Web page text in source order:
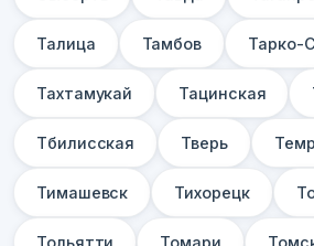
Талица Тамбов Тарко-
Тахтамукай Тацинская
Тбилисская Тверь
Тимашевск Тихорецк
Тольятти Томари